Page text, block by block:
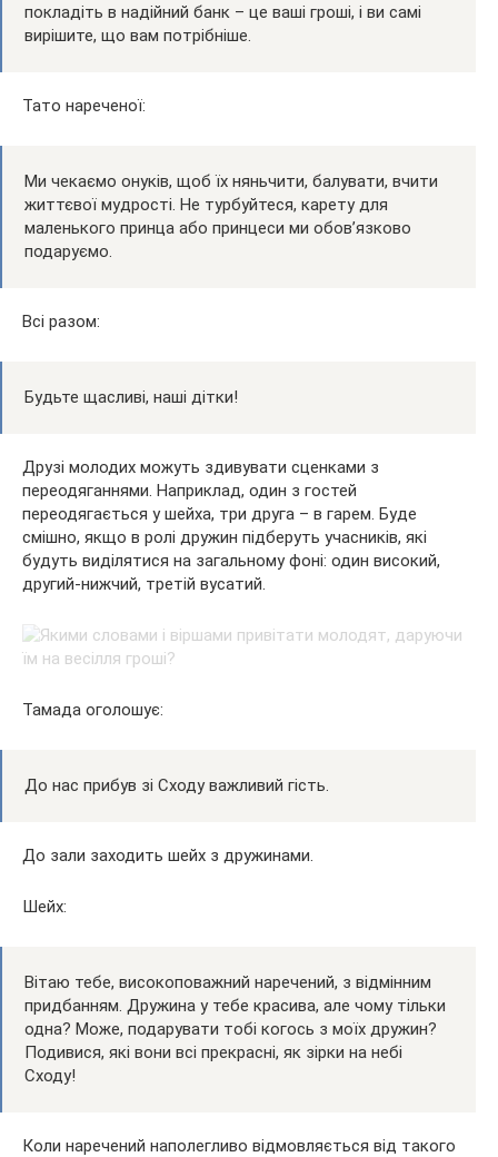
покладіть в надійний банк – це ваші гроші, і ви самі
вирішите, що вам потрібніше.
Тато нареченої:
Ми чекаємо онуків, щоб їх няньчити, балувати, вчити
життєвої мудрості. Не турбуйтеся, карету для
маленького принца або принцеси ми обов’язково
подаруємо.
Всі разом:
Будьте щасливі, наші дітки!
Друзі молодих можуть здивувати сценками з
переодяганнями. Наприклад, один з гостей
переодягається у шейха, три друга – в гарем. Буде
смішно, якщо в ролі дружин підберуть учасників, які
будуть виділятися на загальному фоні: один високий,
другий-нижчий, третій вусатий.
Тамада оголошує:
До нас прибув зі Сходу важливий гість.
До зали заходить шейх з дружинами.
Шейх:
Вітаю тебе, високоповажний наречений, з відмінним
придбанням. Дружина у тебе красива, але чому тільки
одна? Може, подарувати тобі когось з моїх дружин?
Подивися, які вони всі прекрасні, як зірки на небі
Сходу!
Коли наречений наполегливо відмовляється від такого